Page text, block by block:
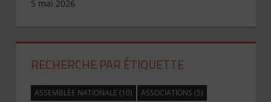
5 mai 2026
RECHERCHE PAR ÉTIQUETTE
ASSEMBLÉE NATIONALE (10) ASSOCIATIONS (5)